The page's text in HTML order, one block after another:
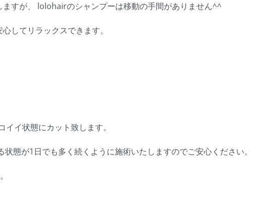
すが、 lolohairのシャンプーは移動の手間がありません^^
してリラックスできます。
イ状態にカット致します。
態が1日でも多く続くように施術いたしますのでご安心ください。